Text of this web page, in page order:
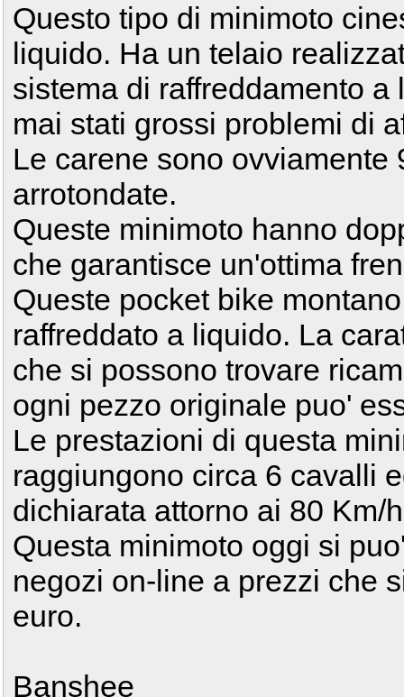
Questo tipo di minimoto
liquido. Ha un telaio
sistema di raffreddamento
mai stati grossi problemi di
Le carene sono ovviamente
arrotondate.
Queste minimoto hanno
che garantisce un'ottima
Queste pocket bike
raffreddato a liquido. La
che si possono trovare
ogni pezzo originale puo'
Le prestazioni di questa
raggiungono circa 6 cavalli
dichiarata attorno ai 80 Km/
Questa minimoto oggi si
negozi on-line a prezzi che
euro.
Banshee